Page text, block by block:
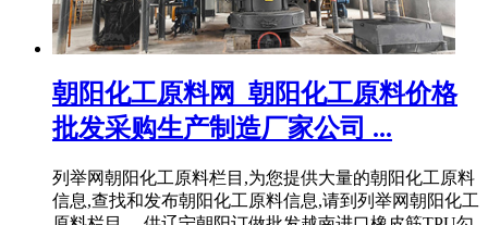
朝阳化工原料网_朝阳化工原料价格
批发采购生产制造厂家公司 ...
列举网朝阳化工原料栏目,为您提供大量的朝阳化工原料
信息,查找和发布朝阳化工原料信息,请到列举网朝阳化工